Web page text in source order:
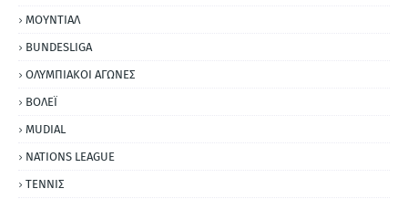
ΜΟΥΝΤΙΑΛ
BUNDESLIGA
ΟΛΥΜΠΙΑΚΟΙ ΑΓΩΝΕΣ
ΒΟΛΕΪ
MUDIAL
NATIONS LEAGUE
ΤΕΝΝΙΣ